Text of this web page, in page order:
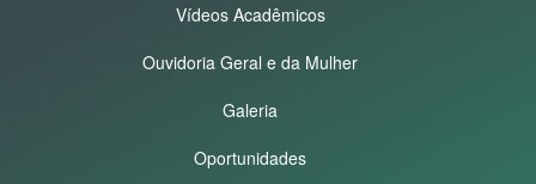
Vídeos Acadêmicos
Ouvidoria Geral e da Mulher
Galeria
Oportunidades